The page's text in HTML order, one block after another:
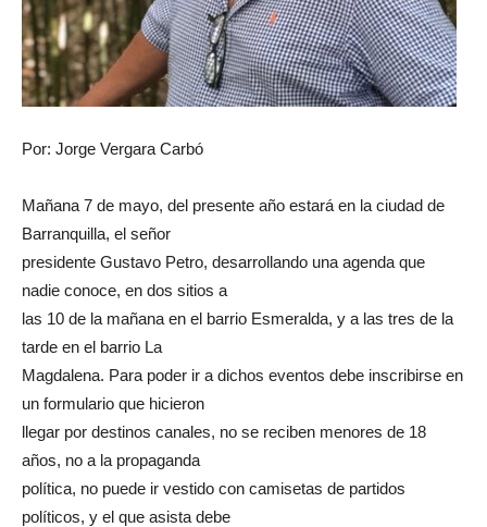
Por: Jorge Vergara Carbó
Mañana 7 de mayo, del presente año estará en la ciudad de
Barranquilla, el señor
presidente Gustavo Petro, desarrollando una agenda que
nadie conoce, en dos sitios a
las 10 de la mañana en el barrio Esmeralda, y a las tres de la
tarde en el barrio La
Magdalena. Para poder ir a dichos eventos debe inscribirse en
un formulario que hicieron
llegar por destinos canales, no se reciben menores de 18
años, no a la propaganda
política, no puede ir vestido con camisetas de partidos
políticos, y el que asista debe